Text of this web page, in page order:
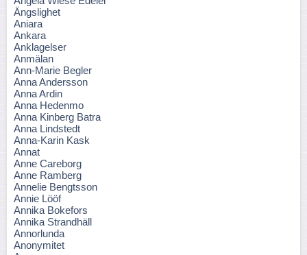
Ängslighet
Aniara
Ankara
Anklagelser
Anmälan
Ann-Marie Begler
Anna Andersson
Anna Ardin
Anna Hedenmo
Anna Kinberg Batra
Anna Lindstedt
Anna-Karin Kask
Annat
Anne Careborg
Anne Ramberg
Annelie Bengtsson
Annie Lööf
Annika Bokefors
Annika Strandhäll
Annorlunda
Anonymitet